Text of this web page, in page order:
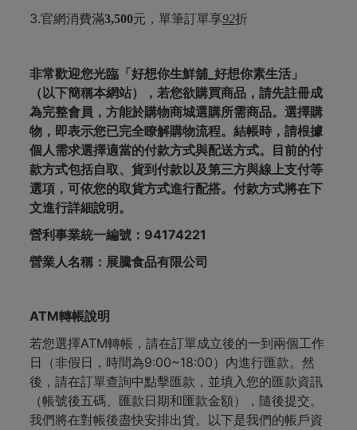
3.官網消費滿3,500元，單筆訂單享92折
非常歡迎您光臨「好想你生鮮舖_好想你素生活」
（以下簡稱本網站），若您欲購買商品，請先註冊成
為完整會員，方能於購物商城選購所需商品。選擇購
物，即表示您已完全瞭解購物流程。結帳時，請根據
個人需求選擇適當的付款方式與配送方式。目前的付
款方式包括自取、貨到付款以及第三方與線上支付等
選項，可依您的取貨方式進行配搭。付款方式將在下
文進行詳細說明。
營利事業統一編號：94174221
營業人名稱：展騰食品有限公司
ATM轉帳說明
若您選擇ATM轉帳，請在訂單成立後的一到兩個工作
日（非假日，時間為9:00~18:00）內進行匯款。然
後，請在訂單查詢中點擊匯款，並填入您的匯款資訊
（帳號後五碼、匯款日期和匯款金額），隨後提交。
我們將在對帳後盡快安排出貨。以下是我們的帳戶資